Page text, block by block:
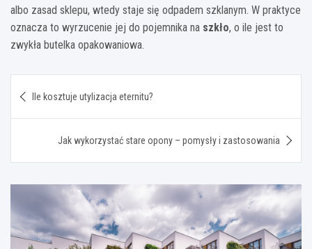
albo zasad sklepu, wtedy staje się odpadem szklanym. W praktyce
oznacza to wyrzucenie jej do pojemnika na szkło, o ile jest to
zwykła butelka opakowaniowa.
wpisu
Ile kosztuje utylizacja eternitu?
Jak wykorzystać stare opony – pomysły i zastosowania